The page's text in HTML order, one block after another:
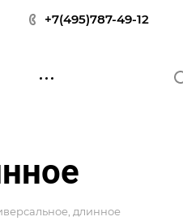
+7(495)787-49-12
длинное